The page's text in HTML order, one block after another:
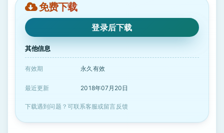
免费下载
登录后下载
其他信息
有效期 永久有效
最近更新 2018年07月20日
下载遇到问题？可联系客服或留言反馈